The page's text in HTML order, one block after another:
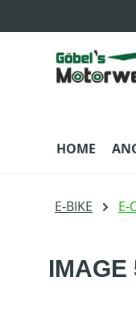
HOME
E-BIKE E-
IMAGE